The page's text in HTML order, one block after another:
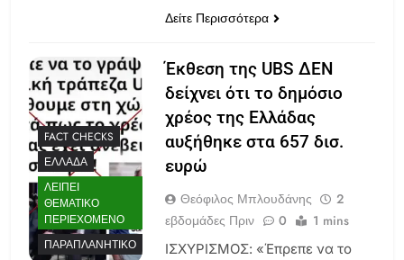
Δείτε Περισσότερα
FACT CHECKS
ΕΛΛΆΔΑ
ΛΕΊΠΕΙ
ΘΕΜΑΤΙΚΌ
ΠΕΡΙΕΧΌΜΕΝΟ
ΠΑΡΑΠΛΑΝΗΤΙΚΌ
Έκθεση της UBS ΔΕΝ
δείχνει ότι το δημόσιο
χρέος της Ελλάδας
αυξήθηκε στα 657 δισ.
ευρώ
Θεόφιλος Μπλουδάνης
2
εβδομάδες Πριν
0 1 mins
ΙΣΧΥΡΙΣΜΟΣ: «Έπρεπε να το